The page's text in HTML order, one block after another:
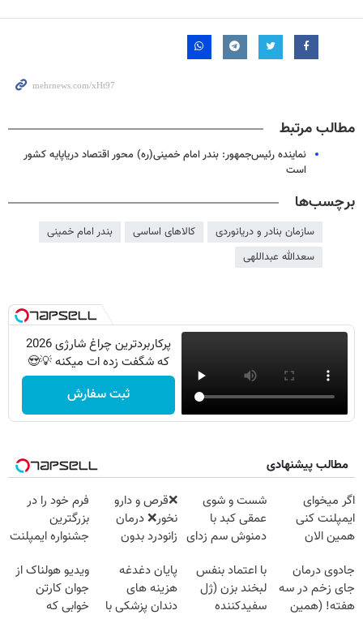
مطالب مرتبط
نماینده رئیس‌جمهور: بندر امام خمینی(ره) محور اقتصاد دریاپایه کشور
است
برچسب‌ها
سازمان بنادر و دریانوردی کالاهای اساسی
بندر امام خمینی
سعدالله عبداللهی
پرکاربردترین چراغ شارژی 2026
که شگفت زده ات میکنه 💡😍
ثبت سفارش
مطالب پیشنهادی
اگر میخوای
ایمپلنت کنی
همین الان
۲۵ میلیون
تومان!!!
شست و شوی
عمقی کبد با
دمنوش سم زدای
❌قرص‌ و دارو
نخور❌ درمان
زانودرد بدون
فرم خود را در
بزرگترین
جشنواره ایمپلنت
فقط ۲۵ میلیون
جادوی درمان
جای زخم در سه
هفته! (همین
با اعتماد بنفس
لبخند بزن (ژل
سفیدکننده
پایان دغدغه
هزینه های
دندان پزشکی با
ویدیو هولناک از
جوان کارتن
خوابی که